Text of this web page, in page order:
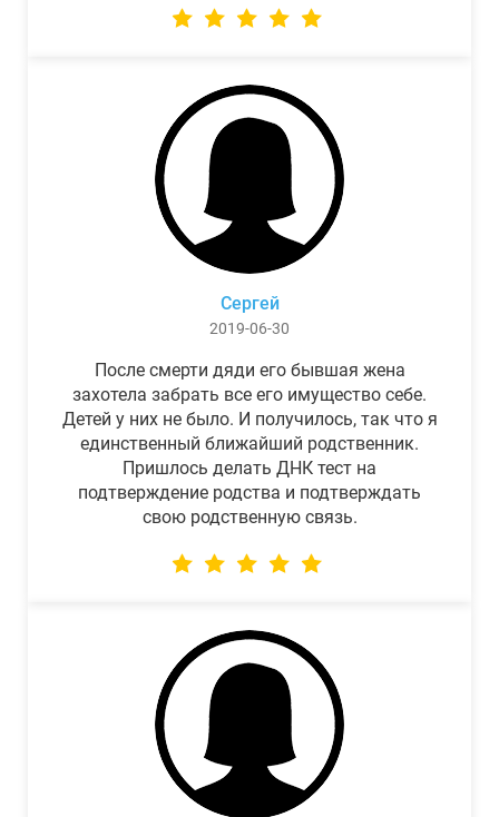
Сергей
2019-06-30
После смерти дяди его бывшая жена
захотела забрать все его имущество себе.
Детей у них не было. И получилось, так что я
единственный ближайший родственник.
Пришлось делать ДНК тест на
подтверждение родства и подтверждать
свою родственную связь.